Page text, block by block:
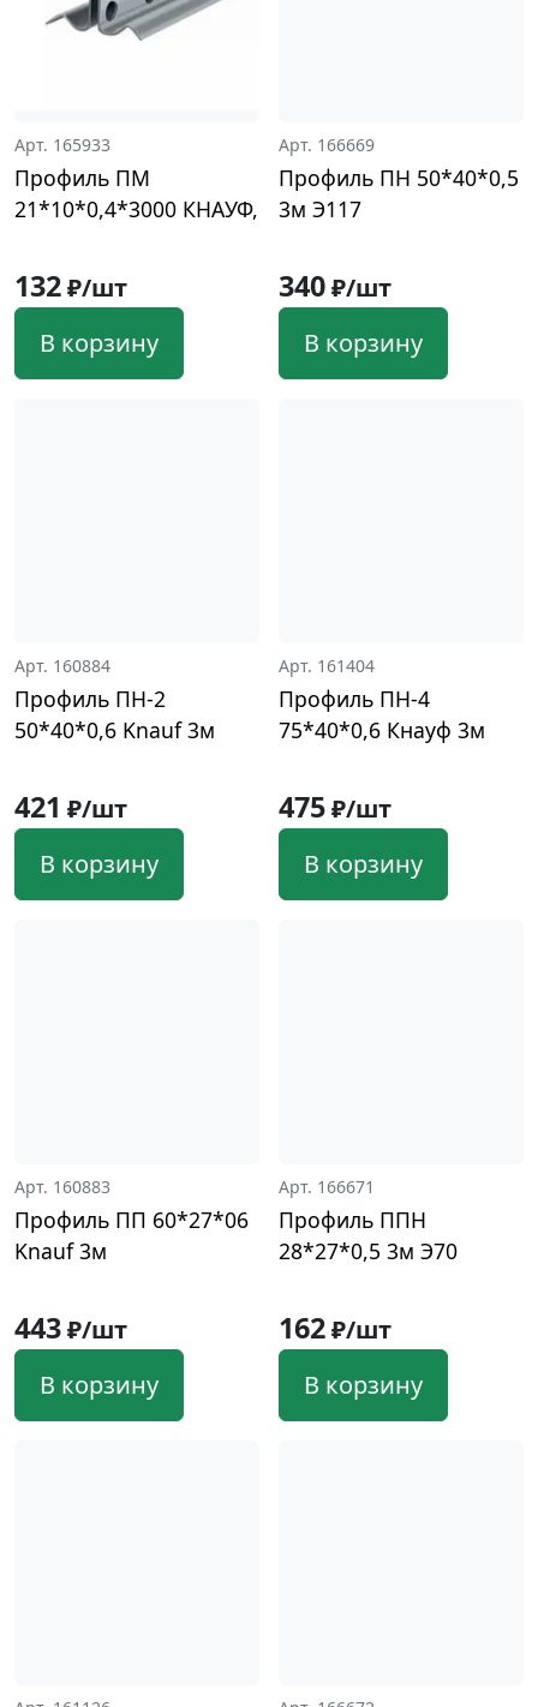
Арт. 165933
Профиль ПМ
21*10*0,4*3000 КНАУФ,
132₽/шт
В корзину
Арт. 166669
Профиль ПН 50*40*0,5
3м Э117
340₽/шт
В корзину
Арт. 160884
Профиль ПН-2
50*40*0,6 Knauf 3м
421 ₽/шт
В корзину
Арт. 161404
Профиль ПН-4
75*40*0,6 Кнауф 3м
475₽/шт
В корзину
Арт. 160883
Профиль ПП 60*27*06
Knauf 3м
443₽/шт
В корзину
Арт. 166671
Профиль ППН
28*27*0,5 3м Э70
162₽/шт
В корзину